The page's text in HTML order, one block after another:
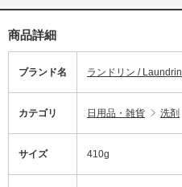
商品詳細
ブランド名 ランドリン / Laundrin
カテゴリ 日用品・雑貨 洗剤
サイズ 410g